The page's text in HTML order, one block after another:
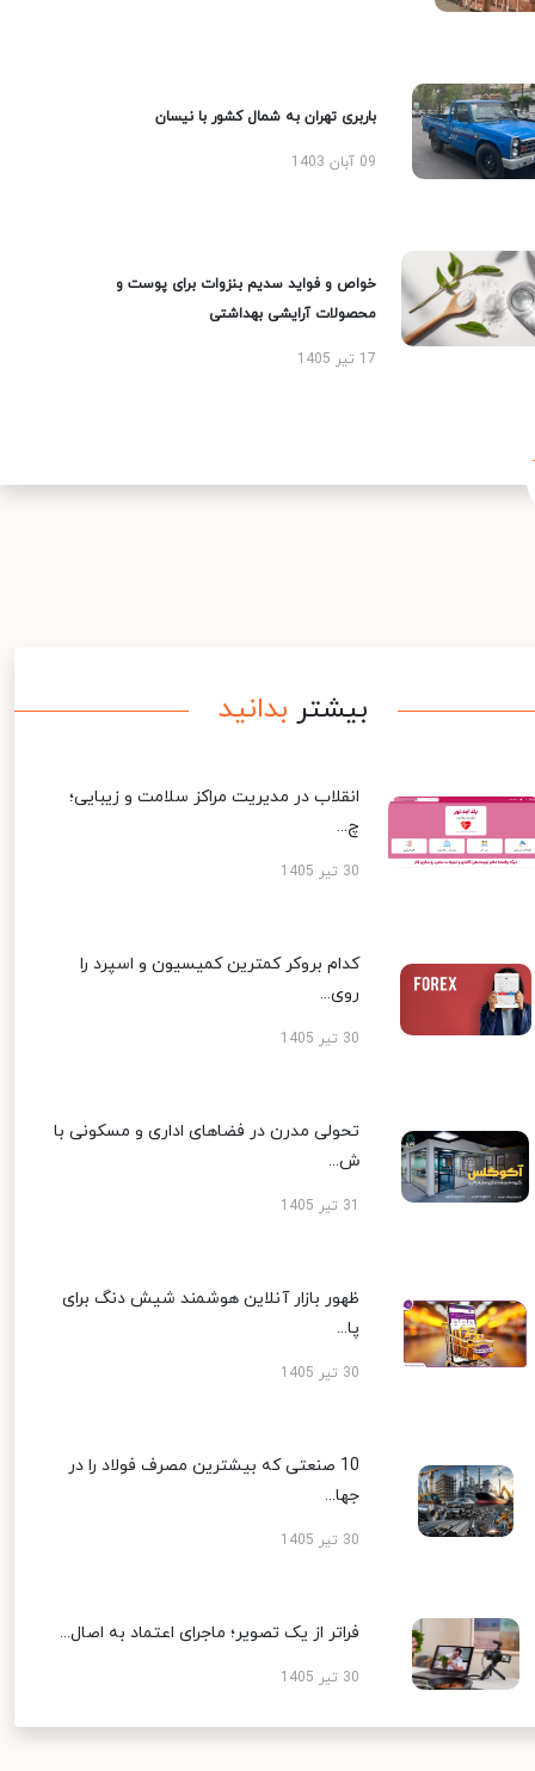
باربری تهران به شمال کشور با نیسان
09 آبان 1403
خواص و فواید سدیم بنزوات برای پوست و
محصولات آرایشی بهداشتی
17 تیر 1405
بیشتر بدانید
انقلاب در مدیریت مراکز سلامت و زیبایی؛
چ...
30 تیر 1405
کدام بروکر کمترین کمیسیون و اسپرد را
روی...
30 تیر 1405
تحولی مدرن در فضاهای اداری و مسکونی با
ش...
ظهور بازار آنلاین هوشمند شیش دنگ برای
پا...
30 تیر 1405
10 صنعتی که بیشترین مصرف فولاد را در
جها...
30 تیر 1405
فراتر از یک تصویر؛ ماجرای اعتماد به اصال...
30 تیر 1405